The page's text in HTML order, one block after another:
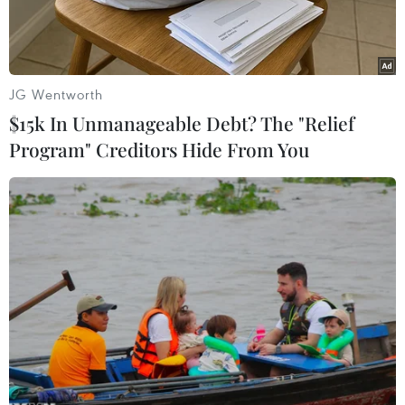
AFP đưa tin Lực lượng biệt kích Bangladesh
ngày 25/3 đã đột kích một nơi trú ẩn của các đối
tượng được cho là phần tử Hồi giáo cực đoan tại
miền Đông Bắc nước này, giải thoát 78 dân
thường.
JG Wentworth
$15k In Unmanageable Debt? The "Relief
Program" Creditors Hide From You